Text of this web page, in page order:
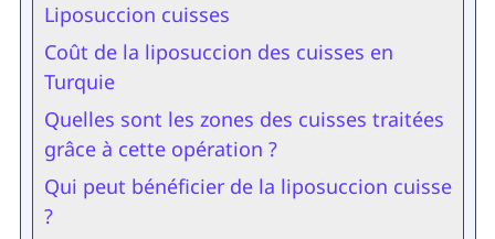
Liposuccion cuisses
Coût de la liposuccion des cuisses en
Turquie
Quelles sont les zones des cuisses traitées
grâce à cette opération ?
Qui peut bénéficier de la liposuccion cuisse
?